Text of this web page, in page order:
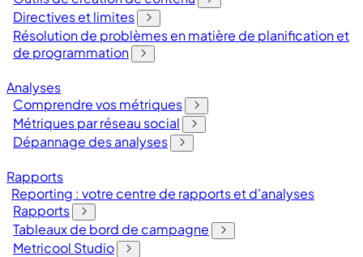
Directives et limites
Résolution de problèmes en matière de planification et
de programmation
Analyses
Comprendre vos métriques
Métriques par réseau social
Dépannage des analyses
Rapports
Reporting : votre centre de rapports et d'analyses
Rapports
Tableaux de bord de campagne
Metricool Studio